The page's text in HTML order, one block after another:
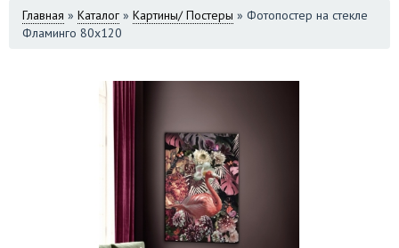
ВЫ
ЗДЕСЬ
Главная » Каталог » Картины/ Постеры » Фотопостер на стекле
Фламинго 80х120